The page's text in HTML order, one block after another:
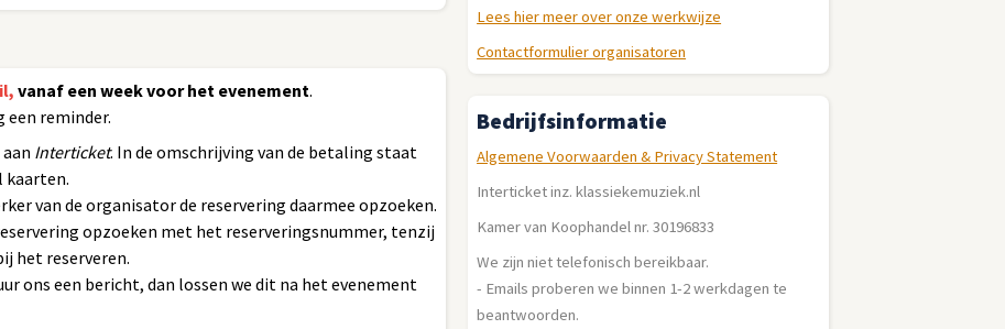
vanaf een week voor het evenement.
een reminder.
Interticket. In de omschrijving van de betaling staat
kaarten.
van de organisator de reservering daarmee opzoeken.
opzoeken met het reserveringsnummer, tenzij
het reserveren.
ons een bericht, dan lossen we dit na het evenement
Lees hier meer over onze werkwijze
Contactformulier organisatoren
Bedrijfsinformatie
Algemene Voorwaarden & Privacy Statement
Interticket inz. klassiekemuziek.nl
Kamer van Koophandel nr. 30196833
We zijn niet telefonisch bereikbaar.
- Emails proberen we binnen 1-2 werkdagen te
beantwoorden.